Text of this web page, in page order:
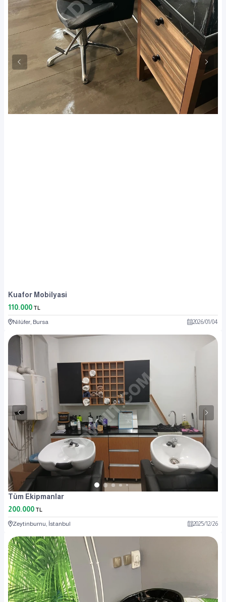
Kuafor Mobilyasi
110.000 TL
Nilüfer, Bursa 2026/01/04
Tüm Ekipmanlar
200.000 TL
Zeytinburnu, İstanbul 2025/12/26